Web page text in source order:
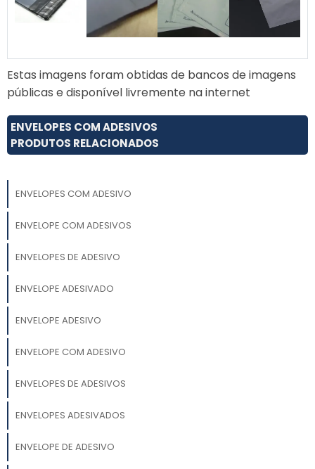
Estas imagens foram obtidas de bancos de imagens
públicas e disponível livremente na internet
ENVELOPES COM ADESIVOS
PRODUTOS RELACIONADOS
ENVELOPES COM ADESIVO
ENVELOPE COM ADESIVOS
ENVELOPES DE ADESIVO
ENVELOPE ADESIVADO
ENVELOPE ADESIVO
ENVELOPE COM ADESIVO
ENVELOPES DE ADESIVOS
ENVELOPES ADESIVADOS
ENVELOPE DE ADESIVO